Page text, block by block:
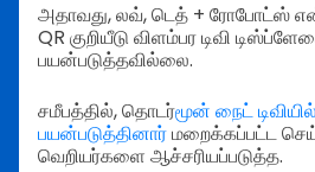
அதாவது, லவ், டெத் + ரோபோட்ஸ்
QR குறியீடு விளம்பர டிவி
பயன்படுத்தவில்லை.
சமீபத்தில், தொடர்மூன் நைட்
பயன்படுத்தினார்மறைக்கப்பட்ட
வெறியர்களை ஆச்சரியப்படுத்த.